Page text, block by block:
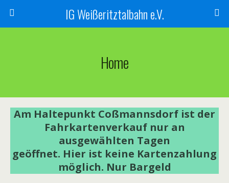
IG Weißeritztalbahn e.V.
Home
Am Haltepunkt Coßmannsdorf ist der
Fahrkartenverkauf nur an
ausgewählten Tagen
geöffnet. Hier ist keine Kartenzahlung
möglich. Nur Bargeld